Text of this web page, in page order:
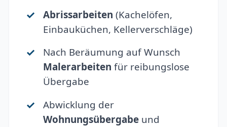
Abrissarbeiten (Kachelöfen,
Einbauküchen, Kellerverschläge)
Nach Beräumung auf Wunsch
Malerarbeiten für reibungslose
Übergabe
Abwicklung der
Wohnungsübergabeund